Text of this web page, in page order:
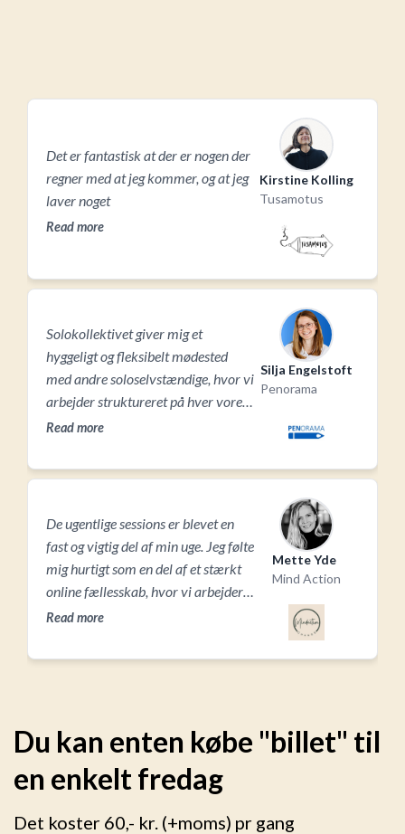
Det er fantastisk at der er nogen der
regner med at jeg kommer, og at jeg
laver noget
Read more
Kirstine Kolling
Tusamotus
Solokollektivet giver mig et
hyggeligt og fleksibelt mødested
med andre soloselvstændige, hvor vi
arbejder struktureret på hver vores
opgaver – men på en måde alligevel
Read more
Silja Engelstoft
Penorama
De ugentlige sessions er blevet en
fast og vigtig del af min uge. Jeg følte
mig hurtigt som en del af et stærkt
online fællesskab, hvor vi arbejder
fokuseret og effektivt sammen.
med at holde koncentrationen, og de
er den perfekte kombination af
fordybet, selvstændigt arbejde og
muligheden for at sparre idéer med
andre dygtige soloselvstændige.
Read more
Mette Yde
Mind Action
Du kan enten købe "billet" til
en enkelt fredag
Det koster 60,- kr. (+moms) pr gang